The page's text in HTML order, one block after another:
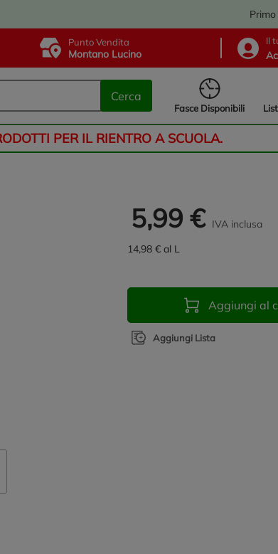
Punto Vendita
Montano Lucino
Il
Cerca
Fasce Disponibili
PER IL RIENTRO A SCUOLA.
5,99 € IVA inclusa
14,98 € al L
Aggiungi al
Aggiungi Lista